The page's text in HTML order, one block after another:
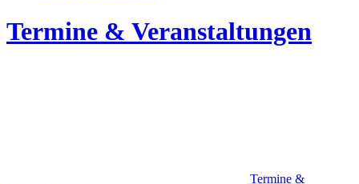
Termine & Veranstaltungen
Termine &